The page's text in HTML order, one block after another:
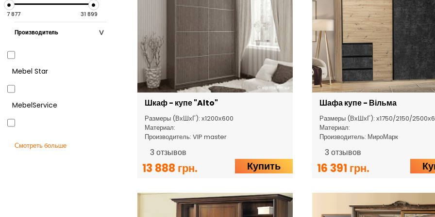
7 877 31 899
Производитель
Mebel Star
MebelService
Смотреть больше
Шкаф - купе "Alto"
Размеры (ВхШхГ): х1200х600
Материал:
Производитель: VIP master
3 отзывов
13 888 грн. Купить
Шафа купе - Вільма
Размеры (ВхШхГ): х1750/2150/
Материал:
Производитель: МироМарк
3 отзывов
16 391 грн.